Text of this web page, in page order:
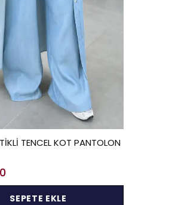
TENCEL KOT PANTOLON
SEPETE EKLE